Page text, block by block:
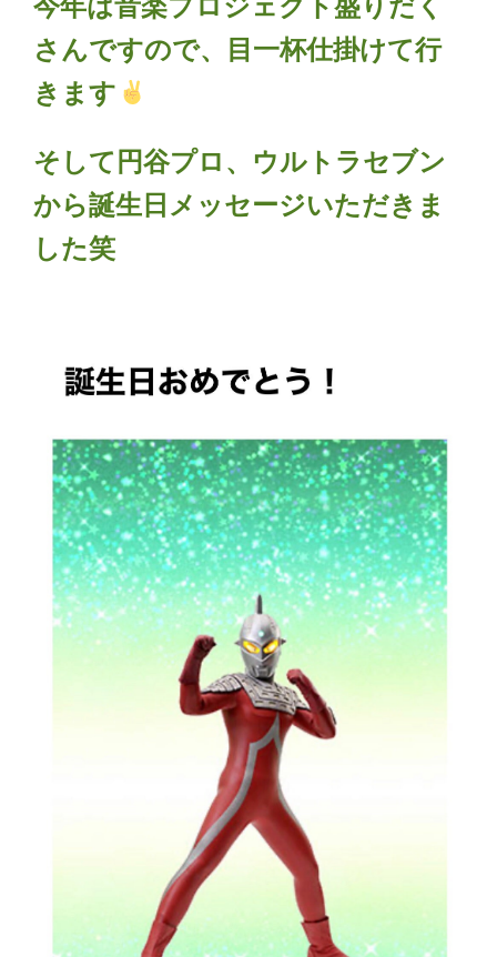
今年は音楽プロジェクト盛りだく
さんですので、目一杯仕掛けて行
きます
そして円谷プロ、ウルトラセブン
から誕生日メ ッセージいただきま
した笑